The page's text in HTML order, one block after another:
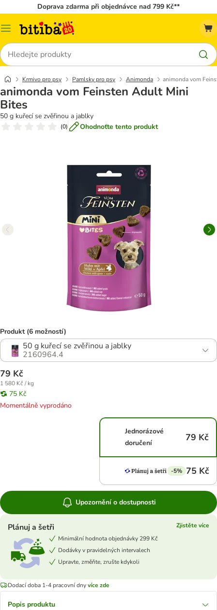
Doprava zdarma při objednávce nad 799 Kč**
Kategorie
Hledat
Krmivo pro psy Pamlsky pro psy Animonda animonda vom
animonda vom Feinsten Adult Mini
Bites
50 g kuřecí se zvěřinou a jablky
(0) Ohodnoťte tento produkt
Produkt (6 možností)
50 g kuřecí se zvěřinou a jablky
2160964.4
79 Kč
1 580 Kč / kg
75 Kč
Momentálně vyprodáno
Jednorázové
doručení
79 Kč
-5% 75 Kč
Upozornění o dostupnosti
Plánuj a šetři
Zjistěte více
Minimální hodnota objednávky 299 Kč
Dodávky v pravidelných intervalech
Upravte, změňte, zrušte kdykoli
Dodací doba 1-4 pracovní dnyvíce zde
Popis produktu